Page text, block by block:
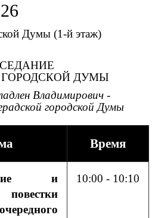
Думы (1-й этаж)
ДУМЫ
Владимирович -
городской Думы
Время
и
10:00 - 10:10